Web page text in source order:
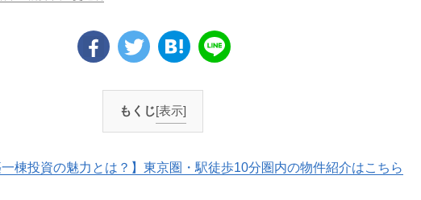
もくじ[表示]
一棟投資の魅力とは？】東京圏・駅徒歩10分圏内の物件紹介はこちら